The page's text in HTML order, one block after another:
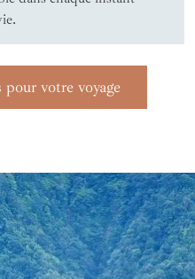
votre voyage